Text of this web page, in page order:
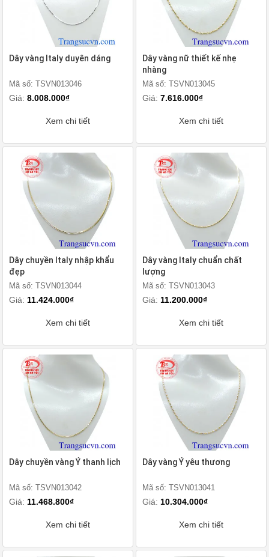
Dây vàng Italy duyên dáng
Mã số: TSVN013046
Giá: 8.008.000₫
Xem chi tiết
Dây vàng nữ thiết kế nhẹ
nhàng
Mã số: TSVN013045
Giá: 7.616.000₫
Xem chi tiết
Dây chuyền Italy nhập khẩu
đẹp
Mã số: TSVN013044
Giá: 11.424.000₫
Xem chi tiết
Dây vàng Italy chuẩn chất
lượng
Mã số: TSVN013043
Giá: 11.200.000₫
Xem chi tiết
Dây chuyền vàng Ý thanh lịch
Mã số: TSVN013042
Giá: 11.468.800₫
Xem chi tiết
Dây vàng Ý yêu thương
Mã số: TSVN013041
Giá: 10.304.000₫
Xem chi tiết